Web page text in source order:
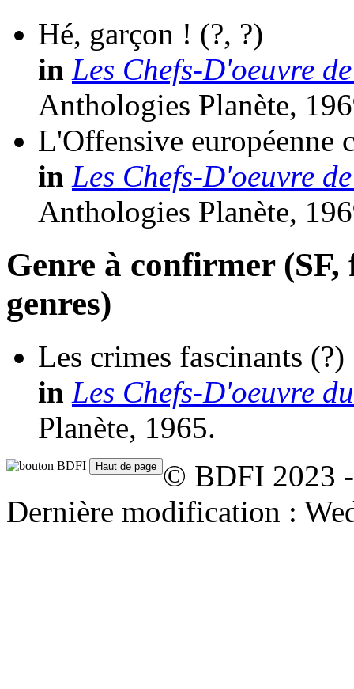
Hé, garçon ! (?, ?)
in Les Chefs-D'oeuvre
Anthologies Planète,
L'Offensive européenne
in Les Chefs-D'oeuvre
Anthologies Planète,
Genre à confirmer
genres)
Les crimes fascinants (?)
in Les Chefs-D'oeuvre
Planète, 1965.
© BDFI 2023
Dernière modification :